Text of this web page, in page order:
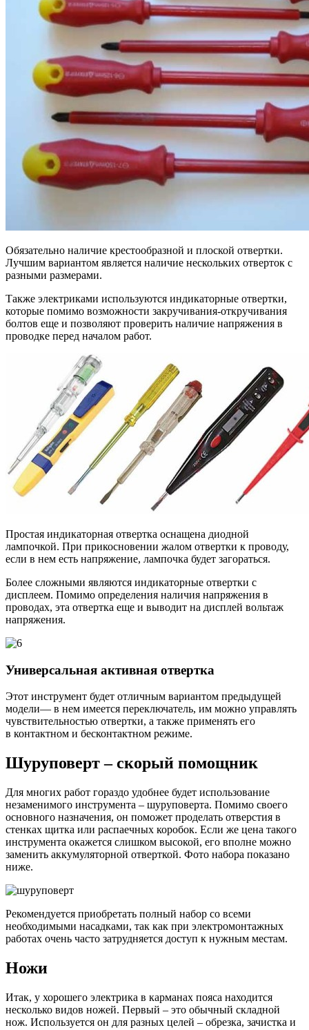
Обязательно наличие крестообразной и плоской отвертки.
Лучшим вариантом является наличие нескольких отверток с
разными размерами.
Также электриками используются индикаторные отвертки,
которые помимо возможности закручивания-откручивания
болтов еще и позволяют проверить наличие напряжения в
проводке перед началом работ.
Простая индикаторная отвертка оснащена диодной
лампочкой. При прикосновении жалом отвертки к проводу,
если в нем есть напряжение, лампочка будет загораться.
Более сложными являются индикаторные отвертки с
дисплеем. Помимо определения наличия напряжения в
проводах, эта отвертка еще и выводит на дисплей вольтаж
напряжения.
Универсальная активная отвертка
Этот инструмент будет отличным вариантом предыдущей
модели— в нем имеется переключатель, им можно управлять
чувствительностью отвертки, а также применять его
в контактном и бесконтактном режиме.
Шуруповерт – скорый помощник
Для многих работ гораздо удобнее будет использование
незаменимого инструмента – шуруповерта. Помимо своего
основного назначения, он поможет проделать отверстия в
стенках щитка или распаечных коробок. Если же цена такого
инструмента окажется слишком высокой, его вполне можно
заменить аккумуляторной отверткой. Фото набора показано
ниже.
Рекомендуется приобретать полный набор со всеми
необходимыми насадками, так как при электромонтажных
работах очень часто затрудняется доступ к нужным местам.
Ножи
Итак, у хорошего электрика в карманах пояса находится
несколько видов ножей. Первый – это обычный складной
нож. Используется он для разных целей – обрезка, зачистка и